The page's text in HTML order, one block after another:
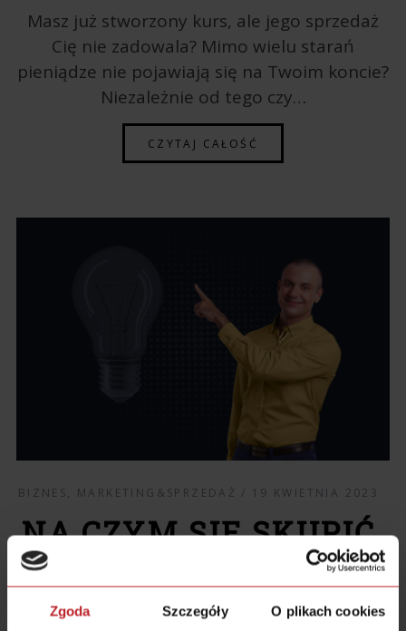
Zgoda Szczegóły O plikach cookies
Masz już stworzony kurs, ale jego sprzedaż
Cię nie zadowala? Mimo wielu starań
pieniądze nie pojawiają się na Twoim koncie?
Niezależnie od tego czy…
CZYTAJ CAŁOŚĆ
BIZNES, MARKETING&SPRZEDAŻ 19 KWIETNIA 2023
NA CZYM SIĘ SKUPIĆ,
KIEDY DOPIERO
ZACZYNASZ?